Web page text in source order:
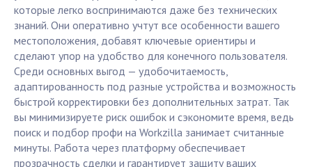
которые легко воспринимаются даже без технических
знаний. Они оперативно учтут все особенности вашего
местоположения, добавят ключевые ориентиры и
сделают упор на удобство для конечного пользователя.
Среди основных выгод — удобочитаемость,
адаптированность под разные устройства и возможность
быстрой корректировки без дополнительных затрат. Так
вы минимизируете риск ошибок и сэкономите время, ведь
поиск и подбор профи на Workzilla занимает считанные
минуты. Работа через платформу обеспечивает
прозрачность сделки и гарантирует защиту ваших